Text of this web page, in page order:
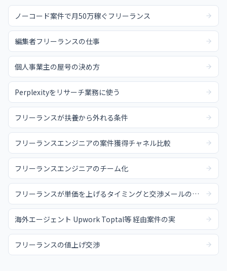
ノーコード案件で月50万稼ぐフリーランス
編集者フリーランスの仕事
個人事業主の屋号の決め方
Perplexityをリサーチ業務に使う
フリーランスが扶養から外れる条件
フリーランスエンジニアの案件獲得チャネル比較
フリーランスエンジニアのチーム化
フリーランスが単価を上げるタイミングと交渉メールの例文
海外エージェント Upwork Toptal等 経由案件の実
フリーランスの値上げ交渉